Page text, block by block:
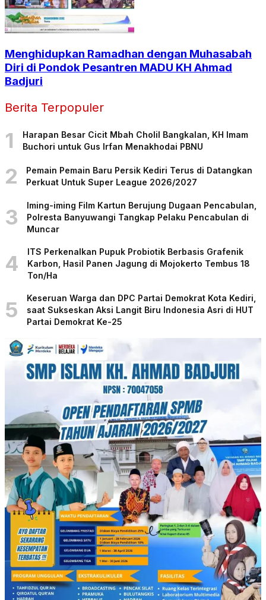
Menghidupkan Ramadhan dengan Muhasabah
Diri di Pondok Pesantren MADU KH Ahmad
Badjuri
Berita Terpopuler
1
Harapan Besar Cicit Mbah Cholil Bangkalan, KH Imam
Buchori untuk Gus Irfan Menakhodai PBNU
2
Pemain Pemain Baru Persik Kediri Terus di Datangkan
Perkuat Untuk Super League 2026/2027
3
Iming-iming Film Kartun Berujung Dugaan Pencabulan,
Polresta Banyuwangi Tangkap Pelaku Pencabulan di
Muncar
4
ITS Perkenalkan Pupuk Probiotik Berbasis Grafenik
Karbon, Hasil Panen Jagung di Mojokerto Tembus 18
Ton/Ha
5
Keseruan Warga dan DPC Partai Demokrat Kota Kediri,
saat Sukseskan Aksi Langit Biru Indonesia Asri di HUT
Partai Demokrat Ke-25